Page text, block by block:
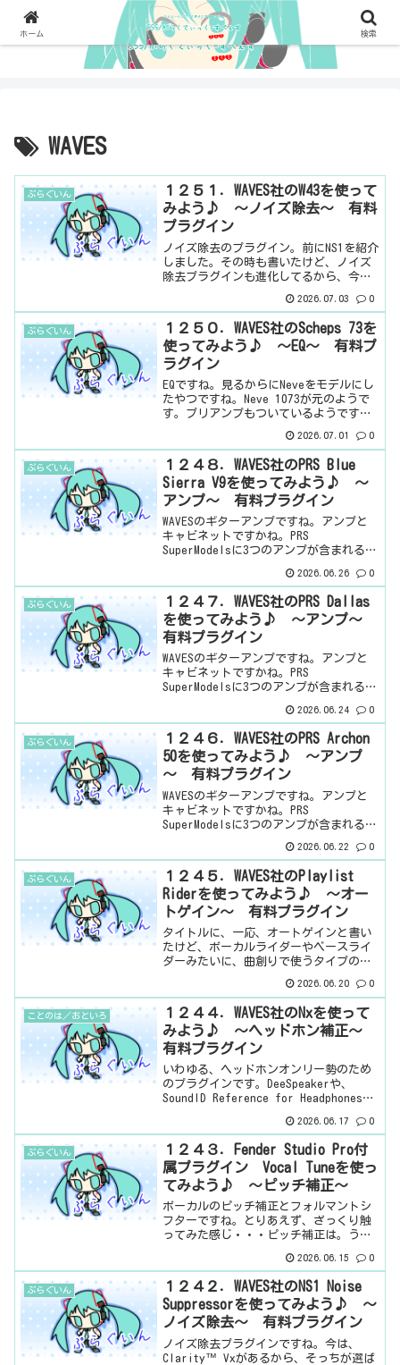
WAVES
ぷらぐいん
１２５１．WAVES社のW43を使って
みよう♪ ～ノイズ除去～ 有料
プラグイン
ノイズ除去のプラグイン。前にNS1を紹介
しました。その時も書いたけど、ノイズ
除去プラグインも進化してるから、今さ
いけど（笑）ちなみに、メーカーページ
には、ビデオ用ノイズリダクションと書
いています。何がビデ...
2026.07.03 0
ぷらぐいん
１２５０．WAVES社のScheps 73を
使ってみよう♪ ～EQ～ 有料プ
ラグイン
EQですね。見るからにNeveをモデルにし
たやつですね。Neve 1073が元のようで
す。プリアンプもついているようです。
トール方法Waves Centralというソフト
からインストール見た目はこんな感じ...
2026.07.01 0
ぷらぐいん
１２４８．WAVES社のPRS Blue
Sierra V9を使ってみよう♪ ～
アンプ～ 有料プラグイン
WAVESのギターアンプですね。アンプと
キャビネットですかね。PRS
SuperModelsに3つのアンプが含まれるん
ーアンプ・・・よくわからんのだよなぁ
（笑）たぶん、ギターアンプって、も
う、ギター用のエ...
2026.06.26 0
ぷらぐいん
１２４７．WAVES社のPRS Dallas
を使ってみよう♪ ～アンプ～
有料プラグイン
WAVESのギターアンプですね。アンプと
キャビネットですかね。PRS
SuperModelsに3つのアンプが含まれるん
ーアンプ・・・よくわからんのだよなぁ
（笑）たぶん、ギターアンプって、も
う、ギター用のエ...
2026.06.24 0
ぷらぐいん
１２４６．WAVES社のPRS Archon
50を使ってみよう♪ ～アンプ
～ 有料プラグイン
WAVESのギターアンプですね。アンプと
キャビネットですかね。PRS
SuperModelsに3つのアンプが含まれるん
ーアンプ・・・よくわからんのだよなぁ
（笑）たぶん、ギターアンプって、も
う、ギター用のエ...
2026.06.22 0
ぷらぐいん
１２４５．WAVES社のPlaylist
Riderを使ってみよう♪ ～オー
トゲイン～ 有料プラグイン
タイトルに、一応、オートゲインと書い
たけど、ボーカルライダーやベースライ
ダーみたいに、曲創りで使うタイプのや
くもないんだろうけど・・・放送関係や
ポッドキャストなどで使うといいよ、と
書いているんですけど。つ...
2026.06.20 0
ことのは／おといろ
１２４４．WAVES社のNxを使って
みよう♪ ～ヘッドホン補正～
有料プラグイン
いわゆる、ヘッドホンオンリー勢のため
のプラグインです。DeeSpeakerや、
SoundID Reference for Headphonesの
けど、スピーカーはないよ、という人の
ために、ヘッドホンでスピ...
2026.06.17 0
ぷらぐいん
１２４３．Fender Studio Pro付
属プラグイン Vocal Tuneを使っ
てみよう♪ ～ピッチ補正～
ボーカルのピッチ補正とフォルマントシ
フターですね。とりあえず、ざっくり触
ってみた感じ・・・ピッチ補正は。うー
Studio Proの公式見た目はこんな感じ。
わからない言葉などが出てきたら、こち
らで確認を...
2026.06.15 0
ぷらぐいん
１２４２．WAVES社のNS1 Noise
Suppressorを使ってみよう♪ ～
ノイズ除去～ 有料プラグイン
ノイズ除去プラグインですね。今は、
Clarity™ Vxがあるから、そっちが選ば
ホーム 検索